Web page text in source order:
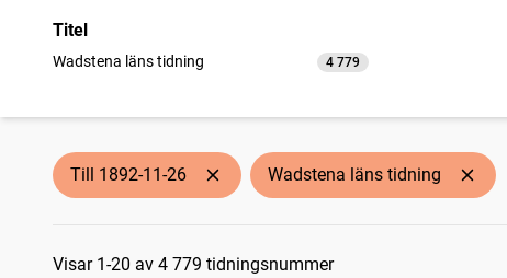
Titel
Wadstena läns tidning 4 779
träffar
Till 1892-11-26 Wadstena läns tidning
Sökresultat
Visar 1-20 av 4 779 tidningsnummer